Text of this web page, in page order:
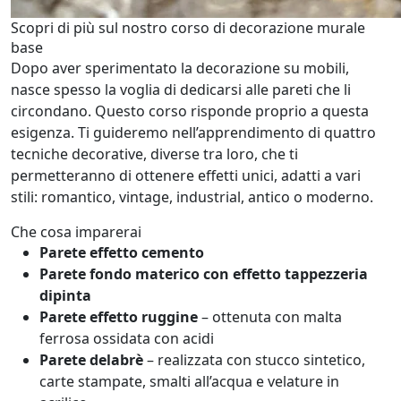
Scopri di più sul nostro corso di decorazione murale
base
Dopo aver sperimentato la decorazione su mobili,
nasce spesso la voglia di dedicarsi alle pareti che li
circondano. Questo corso risponde proprio a questa
esigenza. Ti guideremo nell’apprendimento di quattro
tecniche decorative, diverse tra loro, che ti
permetteranno di ottenere effetti unici, adatti a vari
stili: romantico, vintage, industrial, antico o moderno.
Che cosa imparerai
Parete effetto cemento
Parete fondo materico con effetto tappezzeria
dipinta
Parete effetto ruggine– ottenuta con malta
ferrosa ossidata con acidi
Parete delabrè– realizzata con stucco sintetico,
carte stampate, smalti all’acqua e velature in